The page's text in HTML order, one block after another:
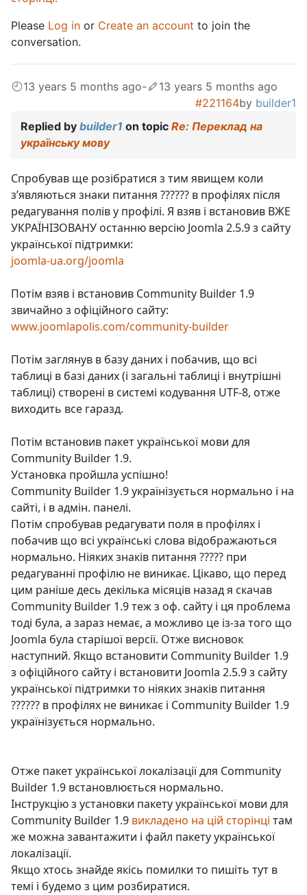
Please Log in or Create an account to join the
conversation.
13 years 5 months ago-
13 years 5 months ago
#221164by builder1
Replied by builder1 on topic Re: Переклад на
українську мову
Спробував ще розібратися з тим явищем коли
з’являються знаки питання ?????? в профілях після
редагування полів у профілі. Я взяв і встановив ВЖЕ
УКРАЇНІЗОВАНУ останню версію Joomla 2.5.9 з сайту
української підтримки:
joomla-ua.org/joomla
Потім взяв і встановив Community Builder 1.9
звичайно з офіційного сайту:
www.joomlapolis.com/community-builder
Потім заглянув в базу даних і побачив, що всі
таблиці в базі даних (і загальні таблиці і внутрішні
таблиці) створені в системі кодування UTF-8, отже
виходить все гаразд.
Потім встановив пакет української мови для
Community Builder 1.9.
Установка пройшла успішно!
Community Builder 1.9 українізується нормально і на
сайті, і в адмін. панелі.
Потім спробував редагувати поля в профілях і
побачив що всі українські слова відображаються
нормально. Ніяких знаків питання ????? при
редагуванні профілю не виникає. Цікаво, що перед
цим раніше десь декілька місяців назад я скачав
Community Builder 1.9 теж з оф. сайту і ця проблема
тоді була, а зараз немає, а можливо це із-за того що
Joomla була старішої версії. Отже висновок
наступний. Якщо встановити Community Builder 1.9
з офіційного сайту і встановити Joomla 2.5.9 з сайту
української підтримки то ніяких знаків питання
?????? в профілях не виникає і Community Builder 1.9
українізується нормально.
Отже пакет української локалізації для Community
Builder 1.9 встановлюється нормально.
Інструкцію з установки пакету української мови для
Community Builder 1.9 викладено на цій сторінці там
же можна завантажити і файл пакету української
локалізації.
Якщо хтось знайде якісь помилки то пишіть тут в
темі і будемо з цим розбиратися.